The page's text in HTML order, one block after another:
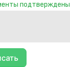
подтверждены